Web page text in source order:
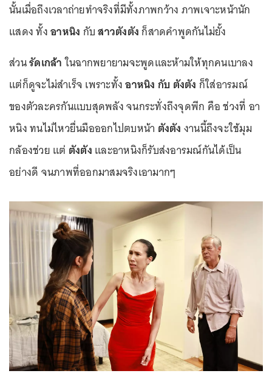
นั้นเมื่อถึงเวลาถ่ายทำจริงที่มีทั้งภาพกว้าง ภาพเจาะหน้านัก
แสดง ทั้งอาหนิง กับสาวตังตังก็สาดคำพูดกันไม่ยั้ง
ส่วนรัดเกล้าในฉากพยายามจะพูดและห้ามให้ทุกคนเบาลง
แต่ก็ดูจะไม่สำเร็จ เพราะทั้งอาหนิง กับ ตังตัง ก็ใส่อารมณ์
ของตัวละครกันแบบสุดพลัง จนกระทั่งถึงจุดพีก คือ ช่วงที่ อา
หนิง ทนไม่ไหวยื่นมือออกไปตบหน้า ตังตัง งานนี้ถึงจะใช้มุม
กล้องช่วย แต่ ตังตัง และอาหนิงก็รับส่งอารมณ์กันได้เป็น
อย่างดี จนภาพที่ออกมาสมจริงเอามากๆ